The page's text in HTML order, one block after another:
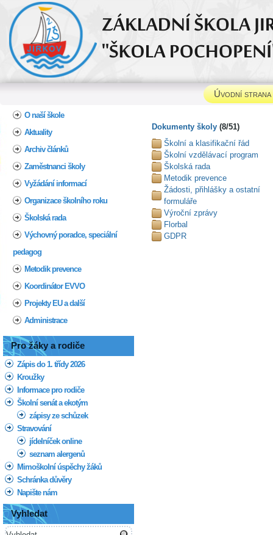
Úvodní strana
O naší škole
Aktuality
Archiv článků
Zaměstnanci školy
Vyžádání informací
Organizace školního roku
Školská rada
Výchovný poradce, speciální
pedagog
Metodik prevence
Koordinátor EVVO
Projekty EU a další
Administrace
Pro žáky a rodiče
Zápis do 1. třídy 2026
Kroužky
Informace pro rodiče
Školní senát a ekotým
zápisy ze schůzek
Stravování
jídelníček online
seznam alergenů
Mimoškolní úspěchy žáků
Schránka důvěry
Napište nám
Vyhledat
Dokumenty školy (8/51)
Školní a klasifikační řád
Školní vzdělávací program
Školská rada
Metodik prevence
Žádosti, přihlášky a ostatní
formuláře
Výroční zprávy
Florbal
GDPR